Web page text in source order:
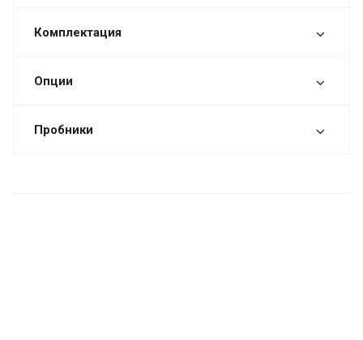
Комплектация
Опции
Пробники